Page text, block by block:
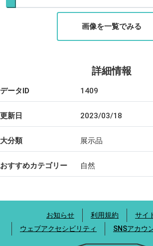
画像を一覧でみる
詳細情報
データID 1409
更新日 2023/03/18
大分類 展示品
おすすめカテゴリー 自然
お知らせ 利用規約
サイ
ウェブアクセシビリティ
SNSアカウ